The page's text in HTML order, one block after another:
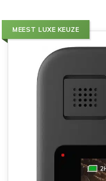
MEEST LUXE KEUZE